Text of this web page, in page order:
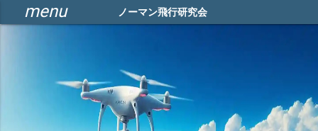
ノーマン飛行研究会
menu